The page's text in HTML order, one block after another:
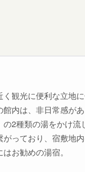
観光に便利な立地に
内は、非日常感が
2種類の湯をかけ流
っており、宿敷地内
お勧めの湯宿。